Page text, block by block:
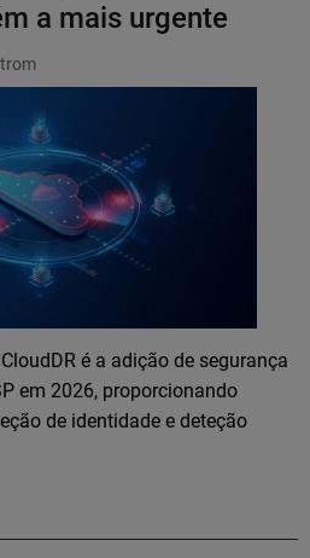
a mais urgente
é a adição de segurança
em 2026, proporcionando
de identidade e deteção